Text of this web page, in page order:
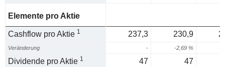
Elemente pro Aktie
Cashflow pro Aktie 1 237,3 230,9
Veränderung - -2,69 % -
Dividende pro Aktie 1 47 47